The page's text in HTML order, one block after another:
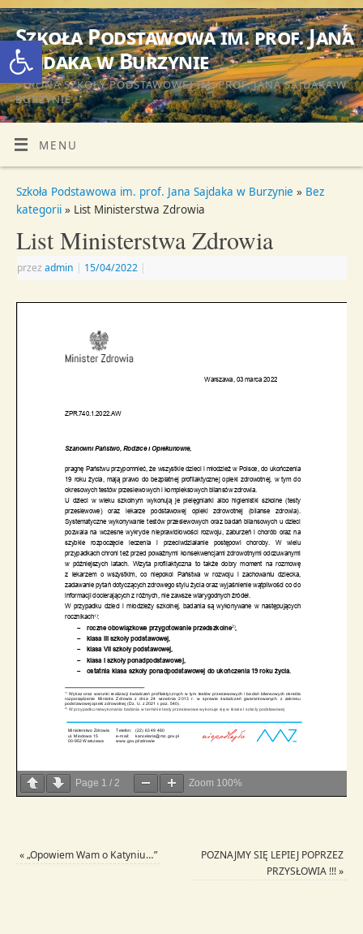
Otwórz pasek narzędzi
Szkoła Podstawowa im. prof. Jana
Sajdaka w Burzynie
STRONA SZKOŁY PODSTAWOWEJ IM. PROF. JANA SAJDAKA W
BURZYNIE
MENU
Szkoła Podstawowa im. prof. Jana Sajdaka w Burzynie » Bez
kategorii » List Ministerstwa Zdrowia
List Ministerstwa Zdrowia
przezadmin | 15/04/2022 |
Page 1 /2 Zoom 100%
«„Opowiem Wam o Katyniu…”
POZNAJMY SIĘ LEPIEJ POPRZEZ
PRZYSŁOWIA !!!»